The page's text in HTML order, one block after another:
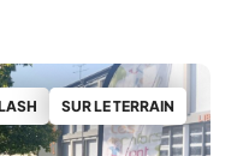
SUR LE TERRAIN